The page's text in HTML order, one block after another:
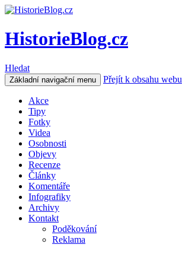
HistorieBlog.cz
Hledat
Základní navigační menu Přejít k obsahu webu
Akce
Tipy
Fotky
Videa
Osobnosti
Objevy
Recenze
Články
Komentáře
Infografiky
Archivy
Kontakt
Poděkování
Reklama